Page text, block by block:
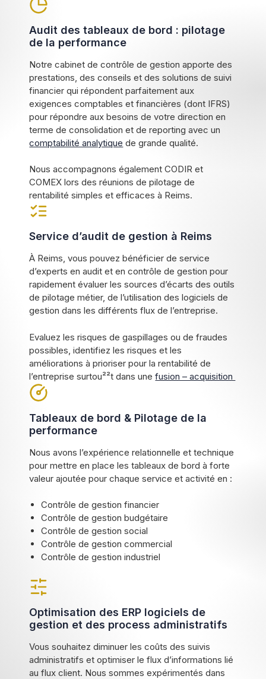
Audit des tableaux de bord : pilotage
de la performance
Notre cabinet de contrôle de gestion apporte des
prestations, des conseils et des solutions de suivi
financier qui répondent parfaitement aux
exigences comptables et financières (dont IFRS)
pour répondre aux besoins de votre direction en
terme de consolidation et de reporting avec un
comptabilité analytique de grande qualité.
Nous accompagnons également CODIR et
COMEX lors des réunions de pilotage de
rentabilité simples et efficaces à Reims.
Service d’audit de gestion à Reims
À Reims, vous pouvez bénéficier de service
d’experts en audit et en contrôle de gestion pour
rapidement évaluer les sources d’écarts des outils
de pilotage métier, de l’utilisation des logiciels de
gestion dans les différents flux de l’entreprise.
Evaluez les risques de gaspillages ou de fraudes
possibles, identifiez les risques et les
améliorations à prioriser pour la rentabilité de
l’entreprise surtou²²t dans unefusion – acquisition
Tableaux de bord & Pilotage de la
performance
Nous avons l’expérience relationnelle et technique
pour mettre en place les tableaux de bord à forte
valeur ajoutée pour chaque service et activité en :
Contrôle de gestion financier
Contrôle de gestion budgétaire
Contrôle de gestion social
Contrôle de gestion commercial
Contrôle de gestion industriel
Optimisation des ERP logiciels de
gestion et des process administratifs
Vous souhaitez diminuer les coûts des suivis
administratifs et optimiser le flux d’informations lié
au flux client. Nous sommes expérimentés dans